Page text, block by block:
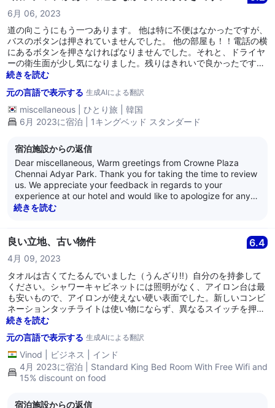
regret the inconvenience caused to you and hope you would
give us another chance to serve you better. Please contact
us , so we can get in touch with you and understand more
about your experience and do everything we can to make it
better. We eagerly look forward to hosting you again soon.
We hope you have a lovely day ahead! Best Regards, Anand
Nair General Manager Crowne Plaza Chennai Adyar Park
6月 06, 2023
道の向こうにもう一つあります。 他は特に不便はなかったですが、
バスのボタンは押されていませんでした。 他の部屋も！！電話の横
にあるボタンを押さなければなりませんでした。それと、ドライヤ
ーの衛生面が少し気になりました。残りはきれいで良かったです。
遊ぶには良い場所！！！
続きを読む
元の言語で表示する 生成AIによる翻訳
miscellaneous ひとり旅
韓国
6月 2023に宿泊 | 1キングベッド スタンダード
宿泊施設からの返信
Dear miscellaneous, Warm greetings from Crowne Plaza
Chennai Adyar Park. Thank you for taking the time to review
us. We appreciate your feedback in regards to your
experience at our hotel and would like to apologize for any
inconvenience caused. We have highlighted the issue to the
monitor our quality and operations. We eagerly look forward
to hosting you again soon. We hope you have a lovely day
ahead! Warm Regards, Anand Nair General Manager Crowne
Plaza Chennai Adyar Park
続きを読む
良い立地、古い物件 6.4
4月 09, 2023
タオルは古くてたるんでいました（うんざり!!）自分のを持参して
ください。シャワーキャビネットには照明がなく、アイロン台は最
も安いもので、アイロンが使えない硬い表面でした。新しいコンビ
ネーションタッチライトは使い物にならず、異なるスイッチを押し
て、希望するライトが点灯することを願うしかありません。窓のカ
ーテンは短すぎます。しかし、立地は素晴らしく、食事も良いで
す。不動産は非常に古く、現オーナーは適切にリノベーションする
ための努力をする気がないようです。少し高く払えば、周辺にはも
っと良いホテルがたくさんあります。
続きを読む
元の言語で表示する 生成AIによる翻訳
Vinod ビジネス
インド
4月 2023に宿泊 | Standard King Bed Room With Free Wifi and
15% discount on food
宿泊施設からの返信